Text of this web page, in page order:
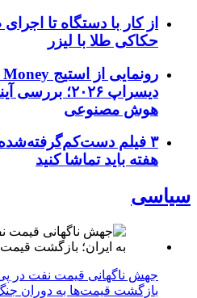
از کار با دستگاه تا
حکاکی طلا با لیزر
دیسراپ ۲۰۲۶؛
هوش مصنوعی
۳ فیلم
هفته باید تماشا کنید
سیاسی
جهش ناگهانی قیمت نفت در پی
بازگشت قیمت‌ها به دوران